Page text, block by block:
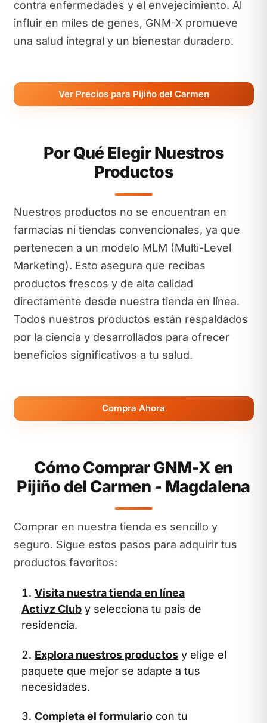
contra enfermedades y el envejecimiento. Al
influir en miles de genes, GNM-X promueve
una salud integral y un bienestar duradero.
Ver Precios para Pijiño del Carmen
Por Qué Elegir Nuestros
Productos
Nuestros productos no se encuentran en
farmacias ni tiendas convencionales, ya que
pertenecen a un modelo MLM (Multi-Level
Marketing). Esto asegura que recibas
productos frescos y de alta calidad
directamente desde nuestra tienda en línea.
Todos nuestros productos están respaldados
por la ciencia y desarrollados para ofrecer
beneficios significativos a tu salud.
Compra Ahora
Cómo Comprar GNM-X en
Pijiño del Carmen - Magdalena
Comprar en nuestra tienda es sencillo y
seguro. Sigue estos pasos para adquirir tus
productos favoritos:
Visita nuestra tienda en línea
Activz Club y selecciona tu país de
residencia.
Explora nuestros productos y elige el
paquete que mejor se adapte a tus
necesidades.
Completa el formulario con tu